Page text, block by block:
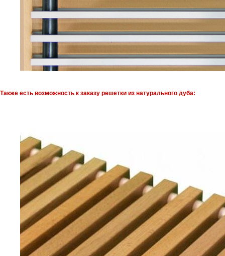
Также есть возможность к заказу решетки из натурального дуба: